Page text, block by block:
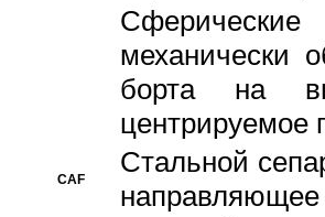
механически
борта на
центрируемое
CAF
Стальной
направляющее